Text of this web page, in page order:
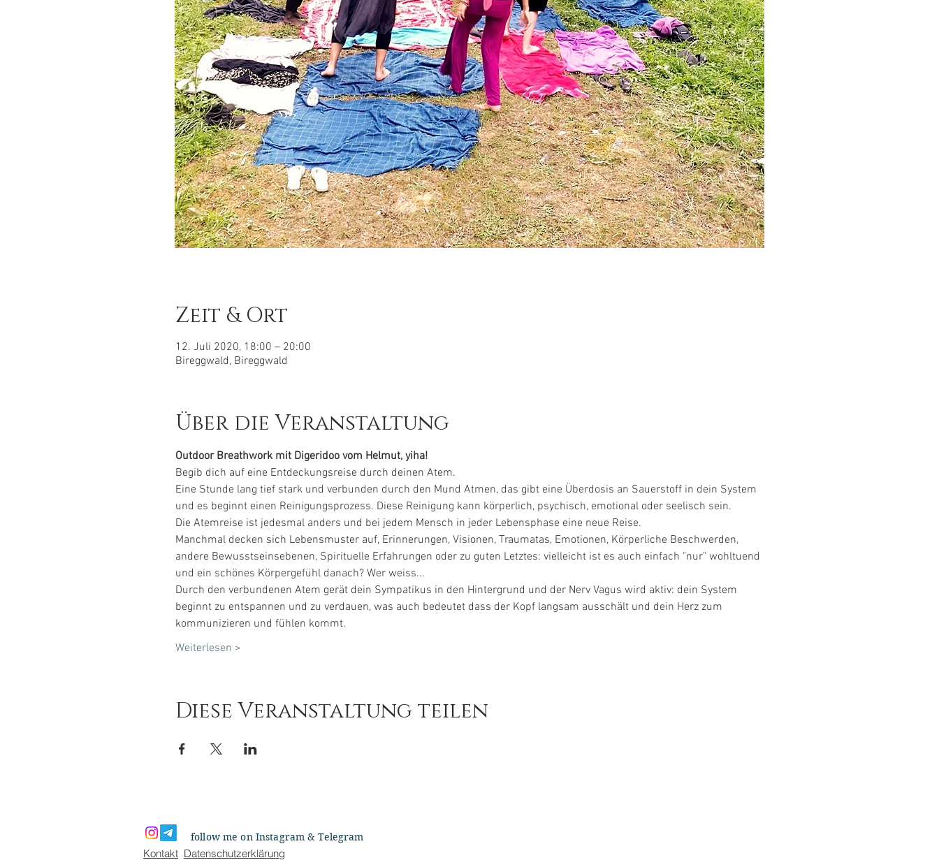
Zeit & Ort
12. Juli 2020, 18:00 – 20:00
Bireggwald, Bireggwald
Über die Veranstaltung
Outdoor Breathwork mit Digeridoo vom Helmut, yiha!
Begib dich auf eine Entdeckungsreise durch deinen Atem.
Eine Stunde lang tief stark und verbunden durch den Mund Atmen, das gibt eine Überdosis an Sauerstoff in dein System
und es beginnt einen Reinigungsprozess. Diese Reinigung kann körperlich, psychisch, emotional oder seelisch sein.
Die Atemreise ist jedesmal anders und bei jedem Mensch in jeder Lebensphase eine neue Reise.
Manchmal decken sich Lebensmuster auf, Erinnerungen, Visionen, Traumatas, Emotionen, Körperliche Beschwerden,
andere Bewusstseinsebenen, Spirituelle Erfahrungen oder zu guten Letztes: vielleicht ist es auch einfach "nur" wohltuend
und ein schönes Körpergefühl danach? Wer weiss...
Durch den verbundenen Atem gerät dein Sympatikus in den Hintergrund und der Nerv Vagus wird aktiv: dein System
beginnt zu entspannen und zu verdauen, was auch bedeutet dass der Kopf langsam ausschält und dein Herz zum
kommunizieren und fühlen kommt.
Weiterlesen >
Diese Veranstaltung teilen
follow me on Instagram & Telegram
Kontakt Datenschutzerklärung